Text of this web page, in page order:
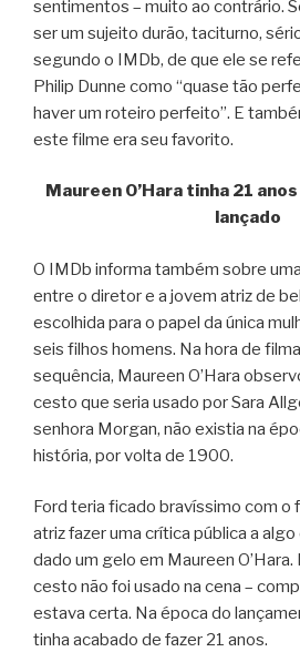
sentimentos – muito ao contrário.
ser um sujeito durão, taciturno,
segundo o IMDb, de que ele se
Philip Dunne como “quase tão
haver um roteiro perfeito”. E
este filme era seu favorito.
Maureen O’Hara tinha 21
lançado
O IMDb informa também sobre
entre o diretor e a jovem atriz de
escolhida para o papel da única
seis filhos homens. Na hora de
sequência, Maureen O’Hara
cesto que seria usado por Sara
senhora Morgan, não existia na
história, por volta de 1900.
Ford teria ficado bravíssimo com o
atriz fazer uma crítica pública a
dado um gelo em Maureen
cesto não foi usado na cena –
estava certa. Na época do
tinha acabado de fazer 21 anos.